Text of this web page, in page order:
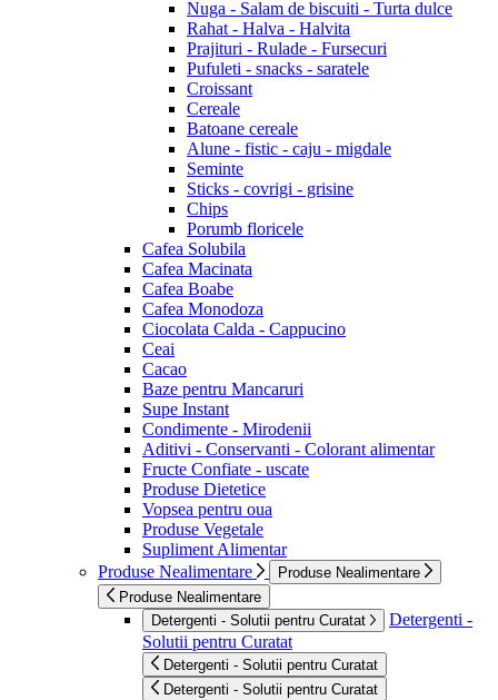
Nuga - Salam de biscuiti - Turta dulce
Rahat - Halva - Halvita
Prajituri - Rulade - Fursecuri
Pufuleti - snacks - saratele
Croissant
Cereale
Batoane cereale
Alune - fistic - caju - migdale
Seminte
Sticks - covrigi - grisine
Chips
Porumb floricele
Cafea Solubila
Cafea Macinata
Cafea Boabe
Cafea Monodoza
Ciocolata Calda - Cappucino
Ceai
Cacao
Baze pentru Mancaruri
Supe Instant
Condimente - Mirodenii
Aditivi - Conservanti - Colorant alimentar
Fructe Confiate - uscate
Produse Dietetice
Vopsea pentru oua
Produse Vegetale
Supliment Alimentar
Produse Nealimentare
Produse Nealimentare
Produse Nealimentare
Detergenti - Solutii pentru Curatat
Detergenti -
Solutii pentru Curatat
Detergenti - Solutii pentru Curatat
Detergenti - Solutii pentru Curatat